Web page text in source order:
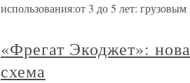
использования:от 3 до 5 лет: грузовым
«Фрегат Экоджет»:
схема